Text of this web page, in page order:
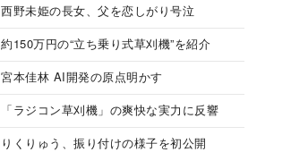
西野未姫の長女、父を恋しがり号泣
約150万円の“立ち乗り式草刈機”を紹介
宮本佳林 AI開発の原点明かす
「ラジコン草刈機」の爽快な実力に反響
りくりゅう、振り付けの様子を初公開